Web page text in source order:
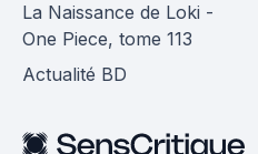
La Naissance de Loki -
One Piece, tome 113
Actualité BD